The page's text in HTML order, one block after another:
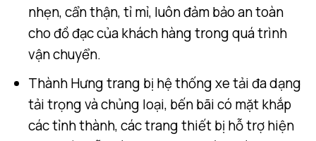
nhẹn, cẩn thận, tỉ mỉ, luôn đảm bảo an toàn
cho đồ đạc của khách hàng trong quá trình
vận chuyển.
Thành Hưng trang bị hệ thống xe tải đa dạng
tải trọng và chủng loại, bến bãi có mặt khắp
các tỉnh thành, các trang thiết bị hỗ trợ hiện